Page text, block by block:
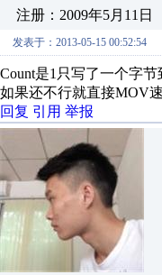
注册：2009年5月11日
发表于：2013-05-15 00:52:54
Count是1只写了一个字
如果还不行就直接MOV
回复 引用 举报